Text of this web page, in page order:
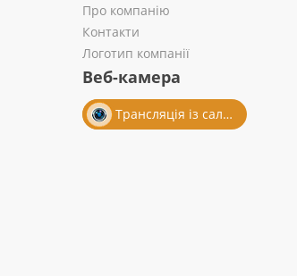
Про компанію
Контакти
Логотип компанії
Веб-камера
Трансляція із салону